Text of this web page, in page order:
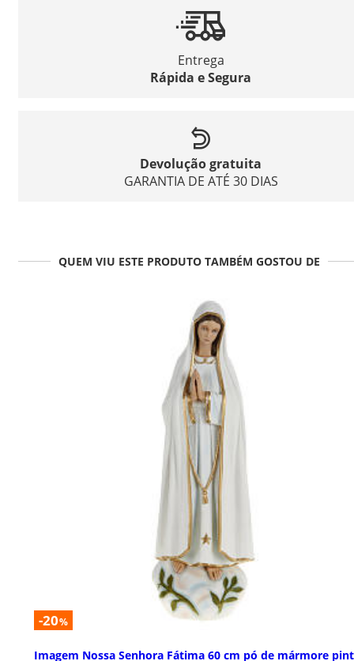
Entrega
Rápida e Segura
Devolução gratuita
GARANTIA DE ATÉ 30 DIAS
QUEM VIU ESTE PRODUTO TAMBÉM GOSTOU DE
-20%
Imagem Nossa Senhora Fátima 60 cm pó de mármore